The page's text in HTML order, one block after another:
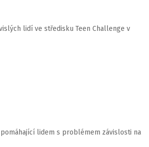
lidí ve středisku Teen Challenge v
lidem s problémem závislosti na